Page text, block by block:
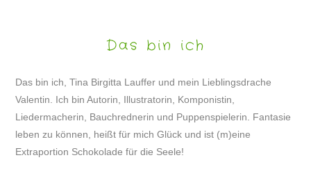
Das bin ich
Das bin ich, Tina Birgitta Lauffer und mein Lieblingsdrache
Valentin. Ich bin Autorin, Illustratorin, Komponistin,
Liedermacherin, Bauchrednerin und Puppenspielerin. Fantasie
leben zu können, heißt für mich Glück und ist (m)eine
Extraportion Schokolade für die Seele!